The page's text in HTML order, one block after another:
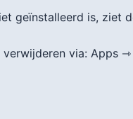
geïnstalleerd is, ziet
verwijderen via: Apps